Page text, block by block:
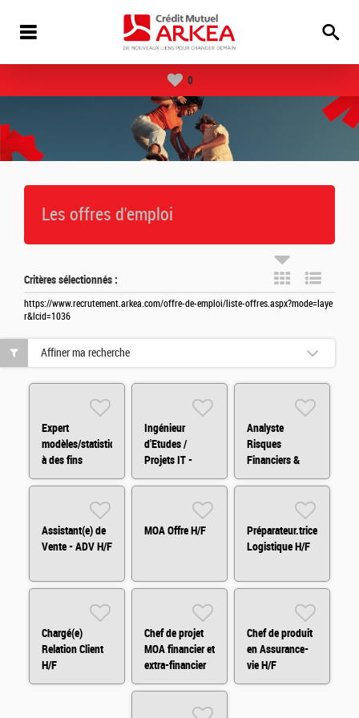
0
Les offres d'emploi
Critères sélectionnés :
https://www.recrutement.arkea.com/offre-de-emploi/liste-offres.aspx?mode=laye
r&lcid=1036
Expert
modèles/statistiques
à des fins
d'audit H/F
Ingénieur
d'Etudes /
Projets IT -
H/F/X
Analyste
Risques
Financiers &
ALM H/F
Assistant(e) de
Vente - ADV H/F
MOA Offre H/F
Préparateur.trice
Logistique H/F
Chargé(e)
Relation Client
H/F
Chef de projet
MOA financier et
extra-financier
Chef de produit
en Assurance-
vie H/F
Affiner ma recherche